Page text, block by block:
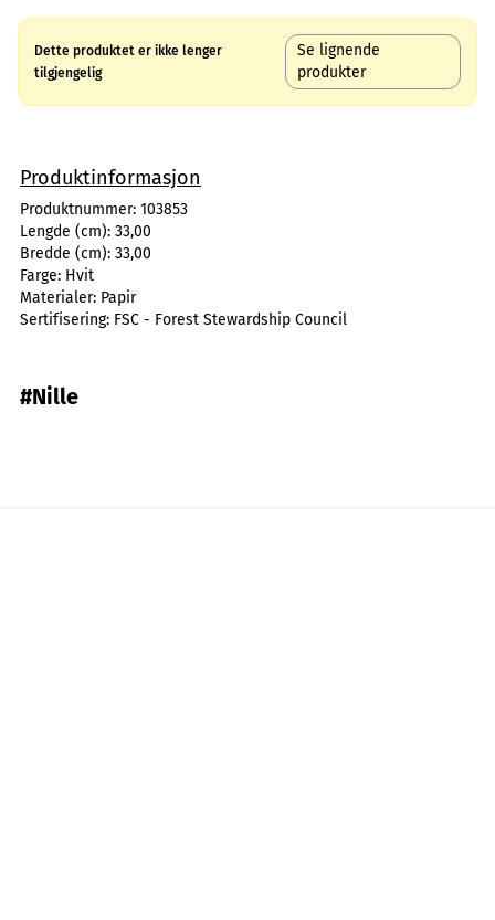
Dette produktet er ikke lenger
tilgjengelig
Se lignende
produkter
Produktinformasjon
Produktnummer: 103853
Lengde (cm): 33,00
Bredde (cm): 33,00
Farge: Hvit
Materialer: Papir
Sertifisering: FSC - Forest Stewardship Council
#Nille